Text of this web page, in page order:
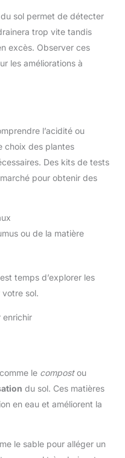
sol permet de détecter
trop vite tandis
excès. Observer ces
les améliorations à
l’acidité ou
choix des plantes
Des kits de tests
pour obtenir des
ou de la matière
temps d’explorer les
votre sol.
enrichir
le compostou
du sol. Ces matières
en eau et améliorent la
le sable pour alléger un